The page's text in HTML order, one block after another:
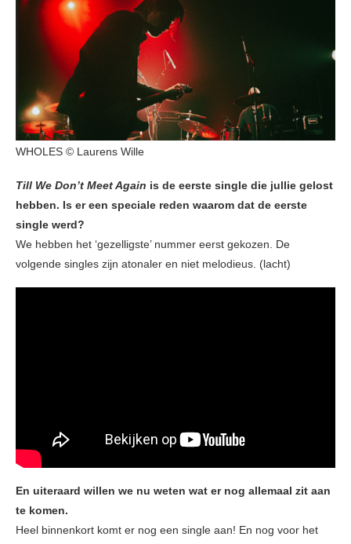
WHOLES © Laurens Wille
Till We Don’t Meet Again is de eerste single die jullie gelost
hebben. Is er een speciale reden waarom dat de eerste
single werd?
We hebben het ‘gezelligste’ nummer eerst gekozen. De
volgende singles zijn atonaler en niet melodieus. (lacht)
En uiteraard willen we nu weten wat er nog allemaal zit aan
te komen.
Heel binnenkort komt er nog een single aan! En nog voor het